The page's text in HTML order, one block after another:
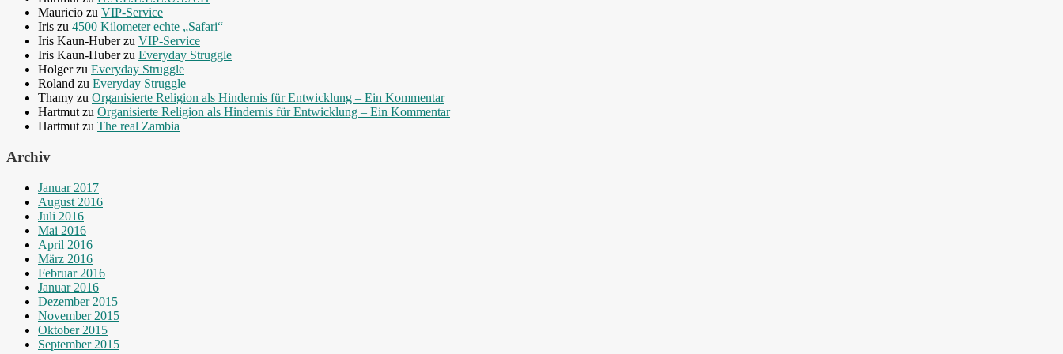
Mauricio zu VIP-Service
Iris zu 4500 Kilometer echte „Safari“
Iris Kaun-Huberzu VIP-Service
Iris Kaun-Huberzu Everyday Struggle
Holgerzu Everyday Struggle
Roland zu Everyday Struggle
Thamy zu Organisierte Religion als Hindernis für Entwicklung – Ein Kommentar
Hartmut zu Organisierte Religion als Hindernis für Entwicklung – Ein Kommentar
Hartmut zu The real Zambia
Archiv
Januar 2017
August 2016
Juli 2016
Mai 2016
April 2016
März 2016
Februar 2016
Januar 2016
Dezember 2015
November 2015
Oktober 2015
September 2015